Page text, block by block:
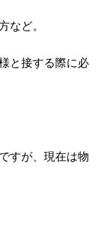
など。
と接する際に必
すが、現在は物